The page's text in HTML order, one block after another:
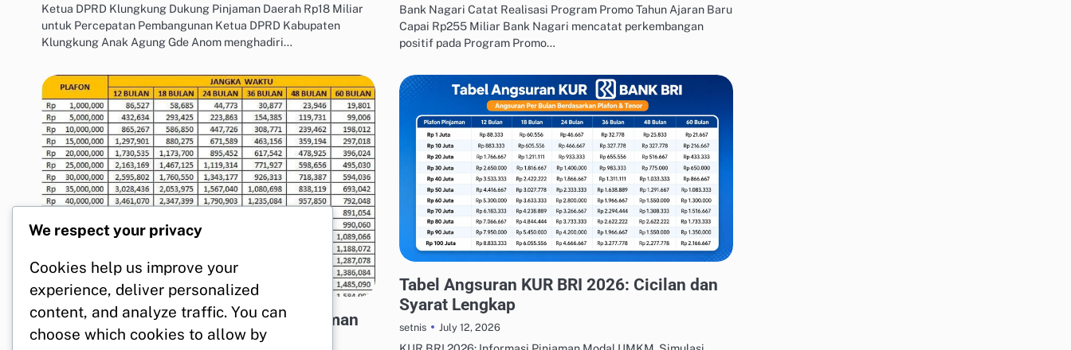
Ketua DPRD Klungkung Dukung Pinjaman Daerah Rp18 Miliar
untuk Percepatan Pembangunan Ketua DPRD Kabupaten
Klungkung Anak Agung Gde Anom menghadiri…
Bank Nagari Catat Realisasi Program Promo Tahun Ajaran Baru
Capai Rp255 Miliar Bank Nagari mencatat perkembangan
positif pada Program Promo…
Tabel KUR BRI Juli 2026: Cicilan Pinjaman
Rp1-500 Juta
Tabel Angsuran KUR BRI 2026: Cicilan dan
Syarat Lengkap
setnis July 12, 2026
We respect your privacy
Cookies help us improve your
experience, deliver personalized
content, and analyze traffic. You can
choose which cookies to allow by